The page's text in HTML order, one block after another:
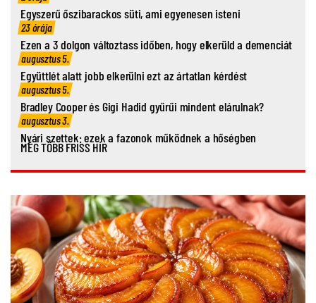
Egyszerű őszibarackos süti, ami egyenesen isteni
23 órája
Ezen a 3 dolgon változtass időben, hogy elkerüld a demenciát
augusztus 5.
Együttlét alatt jobb elkerülni ezt az ártatlan kérdést
augusztus 5.
Bradley Cooper és Gigi Hadid gyűrűi mindent elárulnak?
augusztus 3.
Nyári szettek: ezek a fazonok működnek a hőségben
MÉG TÖBB FRISS HÍR